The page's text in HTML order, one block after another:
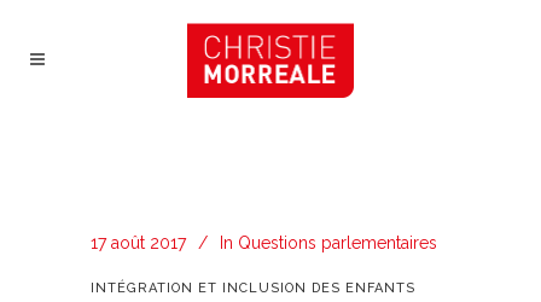
17 août 2017 In Questions parlementaires
INTÉGRATION ET INCLUSION DES ENFANTS